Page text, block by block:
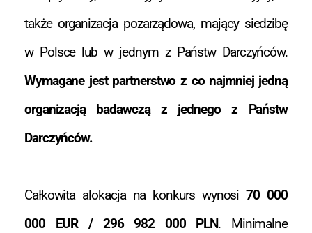
także organizacja pozarządowa, mający siedzibę
w Polsce lub w jednym z Państw Darczyńców.
Wymagane jest partnerstwo z co najmniej jedną
organizacją badawczą z jednego z Państw
Darczyńców.
Całkowita alokacja na konkurs wynosi70 000
000 EUR / 296 982 000 PLN. Minimalne